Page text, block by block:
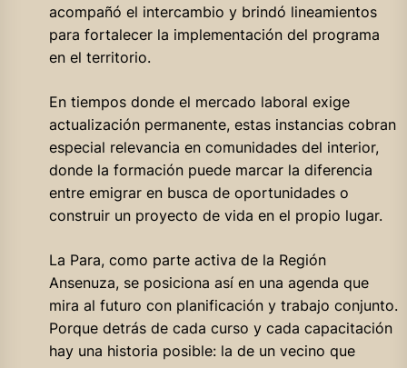
acompañó el intercambio y brindó lineamientos
para fortalecer la implementación del programa
en el territorio.
En tiempos donde el mercado laboral exige
actualización permanente, estas instancias cobran
especial relevancia en comunidades del interior,
donde la formación puede marcar la diferencia
entre emigrar en busca de oportunidades o
construir un proyecto de vida en el propio lugar.
La Para, como parte activa de la Región
Ansenuza, se posiciona así en una agenda que
mira al futuro con planificación y trabajo conjunto.
Porque detrás de cada curso y cada capacitación
hay una historia posible: la de un vecino que